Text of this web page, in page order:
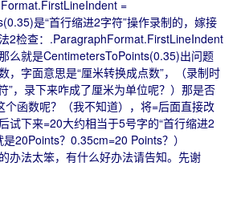
=
是“首行缩进2字符”操作录制的，嫁接
2检查：.ParagraphFormat.FirstLineIndent
么就是CentimetersToPoints(0.35)出问题
，字面意思是“厘米转换成点数”，（录制时
”，录下来咋成了厘米为单位呢？）那是否
个函数呢？（我不知道），将=后面直接改
试下来=20大约相当于5号字的“首行缩进2
20Points？0.35cm=20 Points？）
办法太笨，有什么好办法请告知。先谢